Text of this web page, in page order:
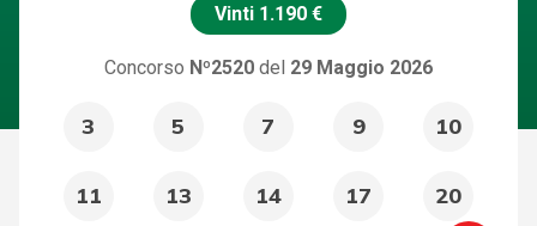
Vinti 1.190 €
Concorso Nº2520 del 29 Maggio 2026
3 5 7 9 10
11 13 14 17 20